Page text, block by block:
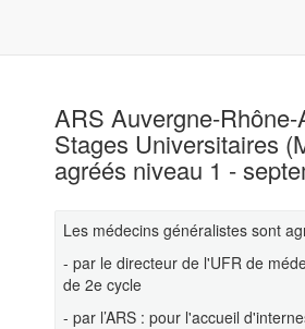
ARS Auvergne-
Stages Universitaires
agréés niveau 1 -
Les médecins généralistes sont
- par le directeur de l'UFR de
de 2e cycle
- par l’ARS : pour l'accueil